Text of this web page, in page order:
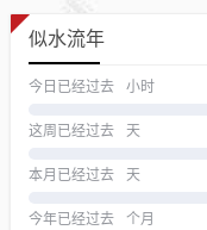
似水流年
今日已经过去 小时
这周已经过去 天
本月已经过去 天
今年已经过去 个月